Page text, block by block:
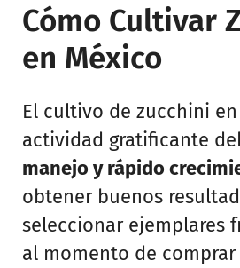
Cómo Cultivar
en México
El cultivo de zucchini
actividad gratificante
manejo y rápido
obtener buenos
seleccionar ejemplares
al momento de